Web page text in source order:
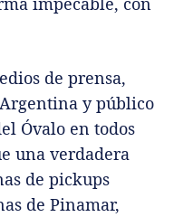
de prensa,
y público
Óvalo en todos
una verdadera
de pickups
de Pinamar,